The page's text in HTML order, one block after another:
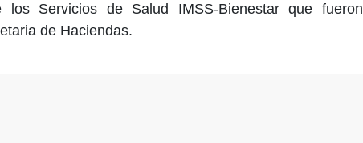
Servicios de Salud IMSS-Bienestar que fueron
de Haciendas.